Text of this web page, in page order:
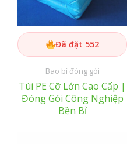
Đã đặt 552
Bao bì đóng gói
Túi PE Cỡ Lớn Cao Cấp |
Đóng Gói Công Nghiệp
Bền Bỉ